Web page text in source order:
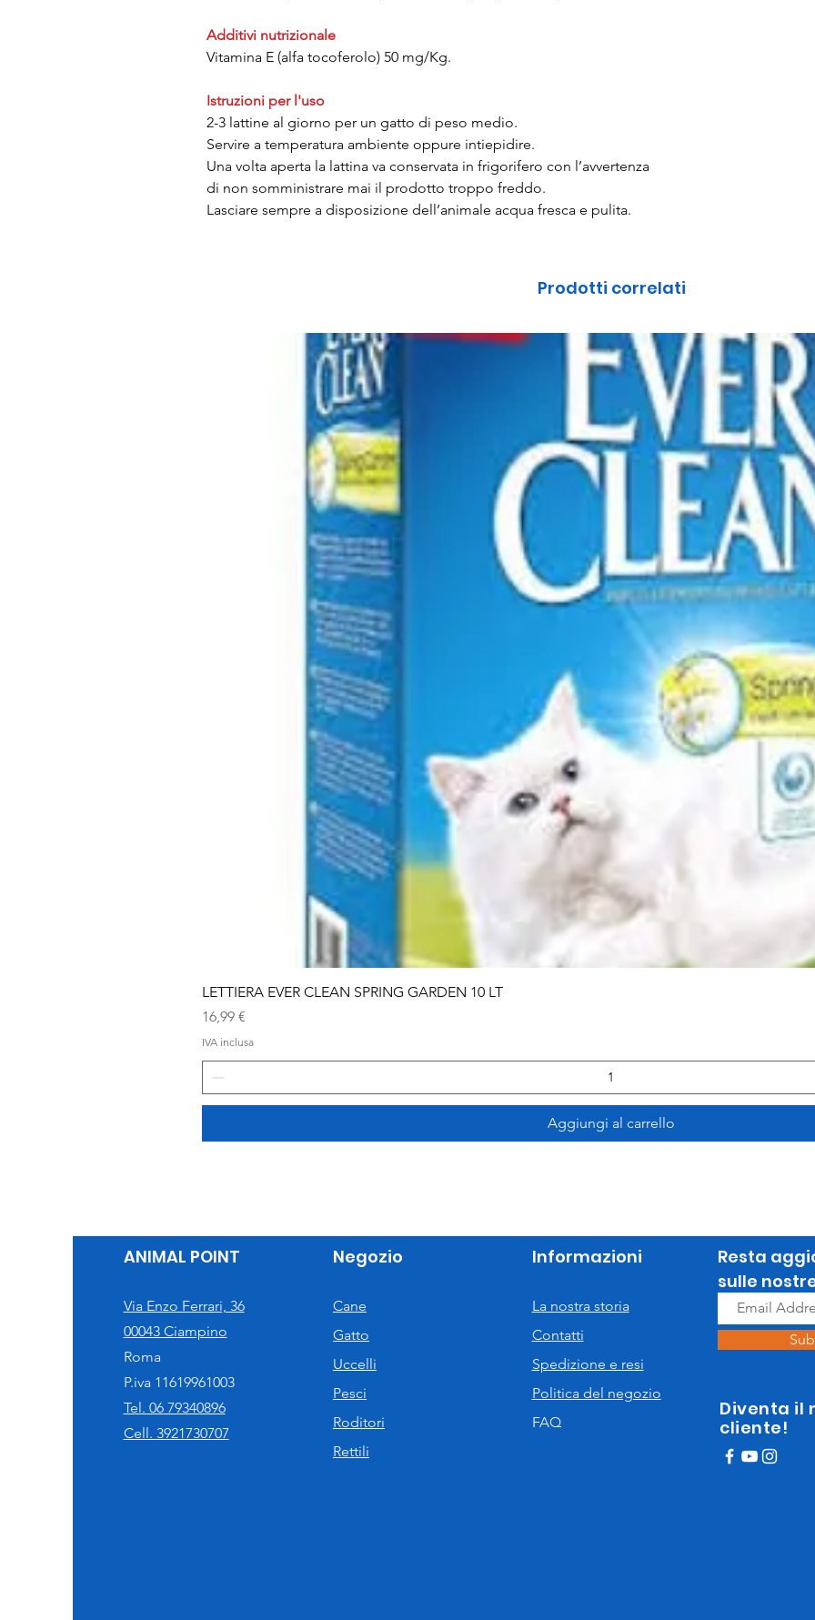
Additivi nutrizionale
Vitamina E (alfa tocoferolo) 50 mg/Kg.
Istruzioni per l'uso
2-3 lattine al giorno per un gatto di peso medio.
Servire a temperatura ambiente oppure intiepidire.
Una volta aperta la lattina va conservata in frigorifero con l’avvertenza
di non somministrare mai il prodotto troppo freddo.
Lasciare sempre a disposizione dell’animale acqua fresca e pulita.
Prodotti correlati
LETTIERA EVER CLEAN SPRING GARDEN 10 LT
Prezzo
16,99 €
IVA inclusa
Aggiungi al carrello
ANIMAL POINT
Via Enzo Ferrari, 36
00043 Ciampino
Roma
P.iva 11619961003
Tel. 06 79340896
Cell. 3921730707
Negozio
Cane
Gatto
Uccelli
Pesci
Roditori
Rettili
Informazioni
La nostra storia
Contatti
Spedizione e resi
Politica del negozio
FAQ
Resta
sulle
Diventa il
cliente!